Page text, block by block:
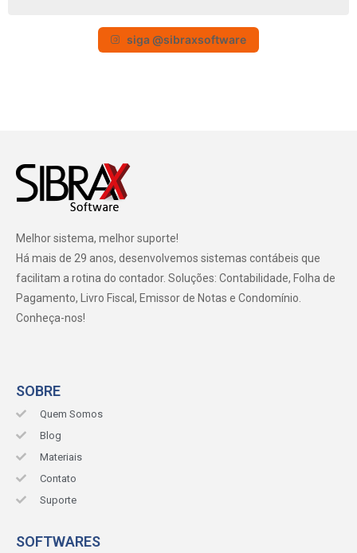
siga @sibraxsoftware
Melhor sistema, melhor suporte!
Há mais de 29 anos, desenvolvemos sistemas contábeis que
facilitam a rotina do contador. Soluções: Contabilidade, Folha de
Pagamento, Livro Fiscal, Emissor de Notas e Condomínio.
Conheça-nos!
SOBRE
Quem Somos
Blog
Materiais
Contato
Suporte
SOFTWARES